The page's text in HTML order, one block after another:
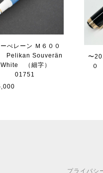
べレーン Ｍ６００
Pelikan Souverän
White （細字）
〜
０
プライバシ